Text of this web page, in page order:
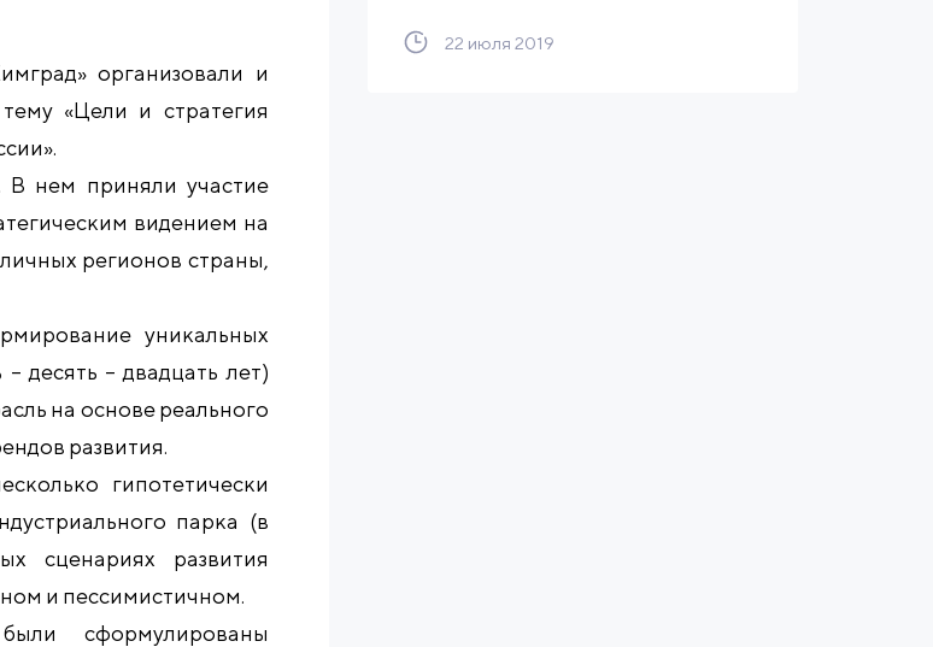
организовали и
«Цели и стратегия
В нем приняли участие
видением на
регионов страны,
уникальных
десять – двадцать лет)
на основе реального
развития.
гипотетически
парка (в
сценариях развития
и пессимистичном.
сформулированы
22 июля 2019